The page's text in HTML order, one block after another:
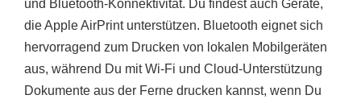
und Bluetooth-Konnektivität. Du findest auch Geräte,
die Apple AirPrint unterstützen. Bluetooth eignet sich
hervorragend zum Drucken von lokalen Mobilgeräten
aus, während Du mit Wi-Fi und Cloud-Unterstützung
Dokumente aus der Ferne drucken kannst, wenn Du